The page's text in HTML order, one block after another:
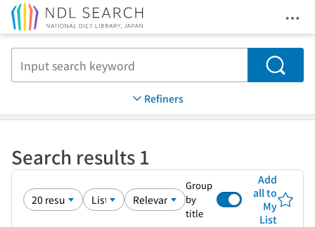
Search
Refiners
Search results 1
Group
by
title
Add
all to
My
List